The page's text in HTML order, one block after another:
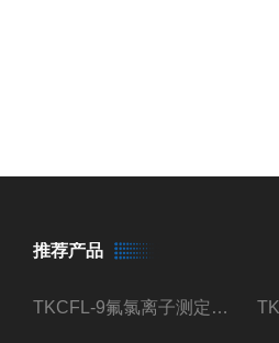
推荐产品
TKCFL-9氟氯离子测定仪自动煤质检测